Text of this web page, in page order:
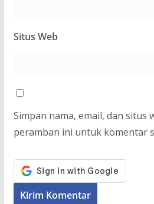
Situs Web
Simpan nama, email, dan situs
peramban ini untuk komentar